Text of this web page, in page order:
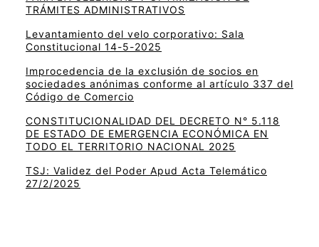
TRÁMITES ADMINISTRATIVOS
Levantamiento del velo corporativo: Sala
Constitucional 14-5-2025
Improcedencia de la exclusión de socios en
sociedades anónimas conforme al artículo 337 del
Código de Comercio
CONSTITUCIONALIDAD DEL DECRETO N° 5.118
DE ESTADO DE EMERGENCIA ECONÓMICA EN
TODO EL TERRITORIO NACIONAL 2025
TSJ: Validez del Poder Apud Acta Telemático
27/2/2025